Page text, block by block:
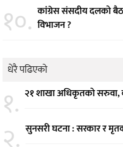
१०. कांग्रेस संसदीय दलको
विभाजन ?
धेरै पढिएको
१. २१ शाखा अधिकृतको
सुनसरी घटना : सरकार र